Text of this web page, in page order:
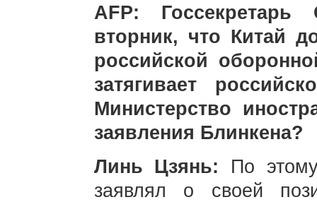
AFP:
вторник, что Китай
российской
затягивает
Министерство
заявления Блинкена?
Линь Цзянь: По
заявлял о своей